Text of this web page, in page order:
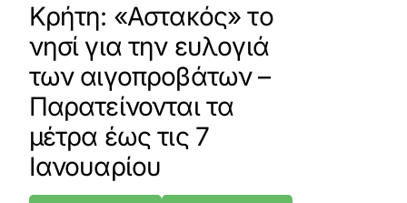
Κρήτη: «Αστακός» το
νησί για την ευλογιά
των αιγοπροβάτων –
Παρατείνονται τα
μέτρα έως τις 7
Ιανουαρίου